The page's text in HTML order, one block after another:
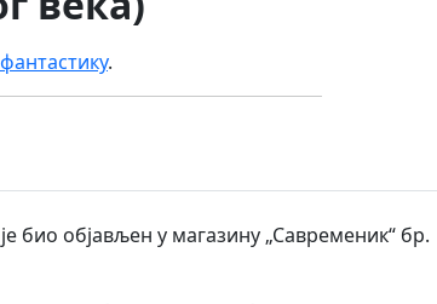
.
био објављен у магазину „Савременик“ бр.